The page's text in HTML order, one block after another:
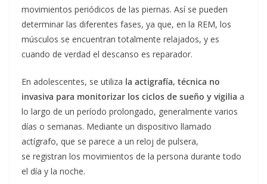
movimientos periódicos de las piernas. Así se pueden
determinar las diferentes fases, ya que, en la REM, los
músculos se encuentran totalmente relajados, y es
cuando de verdad el descanso es reparador.
En adolescentes, se utiliza la actigrafía, técnica no
invasiva para monitorizar los ciclos de sueño y vigilia a
lo largo de un período prolongado, generalmente varios
días o semanas. Mediante un dispositivo llamado
actígrafo, que se parece a un reloj de pulsera,
se registran los movimientos de la persona durante todo
el día y la noche.